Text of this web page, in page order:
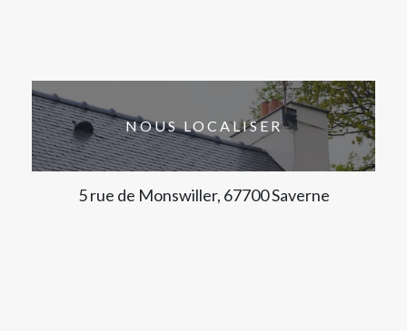
NOUS LOCALISER
5 rue de Monswiller, 67700 Saverne